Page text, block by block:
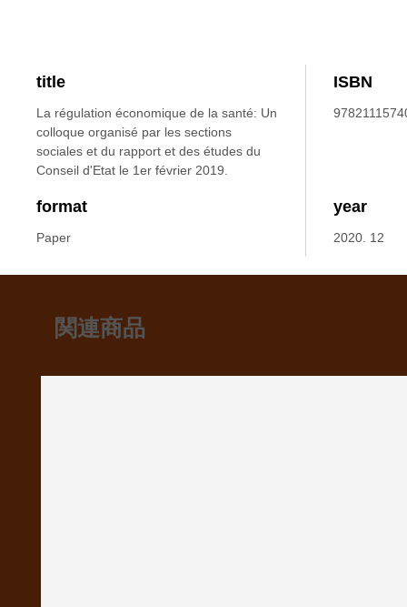
title
La régulation économique de la santé: Un
colloque organisé par les sections
sociales et du rapport et des études du
Conseil d'Etat le 1er février 2019.
ISBN
format
Paper
year
2020. 12
関連商品